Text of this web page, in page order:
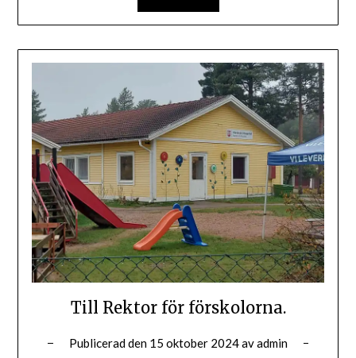
Till Rektor för förskolorna.
Publicerad den 15 oktober 2024avadmin